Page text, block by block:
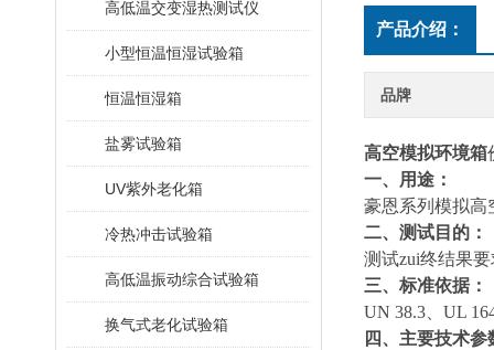
高低温交变湿热测试仪
小型恒温恒湿试验箱
恒温恒湿箱
盐雾试验箱
UV紫外老化箱
冷热冲击试验箱
高低温振动综合试验箱
换气式老化试验箱
产品介绍：
品牌
高空模拟环境箱
一、
用途：
豪恩系列模拟高
二、 测试目的：
测试zui终结果
三、 标准依据：
UN 38.3、UL
四、主要技术参